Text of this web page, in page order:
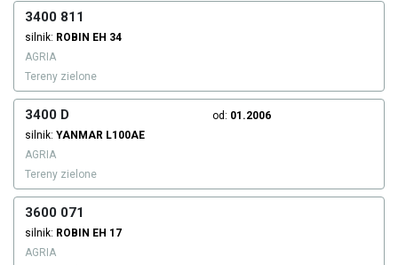
3400 811
silnik: ROBIN EH 34
AGRIA
Tereny zielone
3400 D od: 01.2006
silnik: YANMAR L100AE
AGRIA
Tereny zielone
3600 071
silnik: ROBIN EH 17
AGRIA